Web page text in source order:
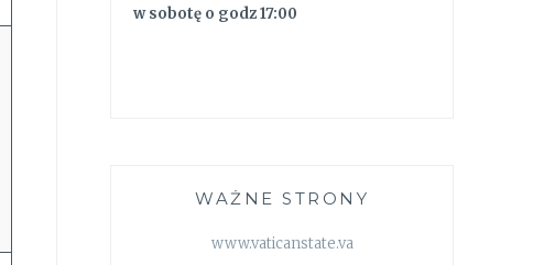
w sobotę o godz 17:00
WAŻNE STRONY
www.vaticanstate.va